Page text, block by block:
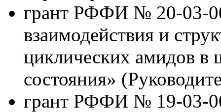
грант РФФИ № 20-03-
взаимодействия и
циклических амидов в
состояния»
грант РФФИ № 19-03-